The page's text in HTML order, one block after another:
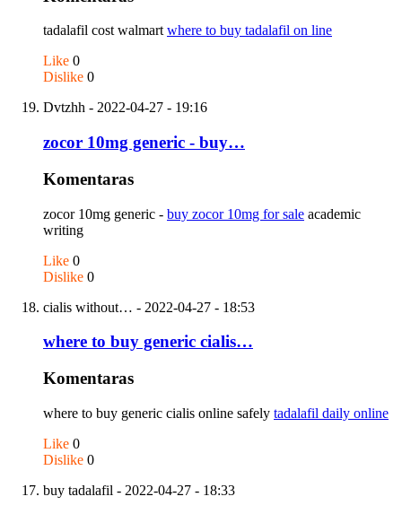
tadalafil cost walmart where to buy tadalafil on line
Like 0
Dislike 0
Dvtzhh - 2022-04-27 - 19:16
zocor 10mg generic - buy…
Komentaras
zocor 10mg generic - buy zocor 10mg for sale academic
writing
Like 0
Dislike 0
cialis without… - 2022-04-27 - 18:53
where to buy generic cialis…
Komentaras
where to buy generic cialis online safely tadalafil daily online
Like 0
Dislike 0
buy tadalafil - 2022-04-27 - 18:33